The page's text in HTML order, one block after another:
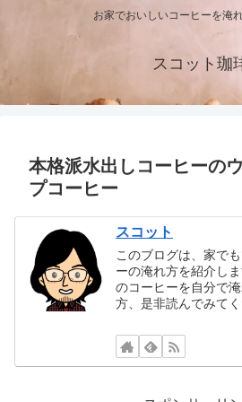
お家でおいしいコーヒーを淹
スコット珈
本格派水出しコーヒーの
プコーヒー
スコット
このブログは、家で
ーの淹れ方を紹介し
のコーヒーを自分で
方、是非読んでみてく